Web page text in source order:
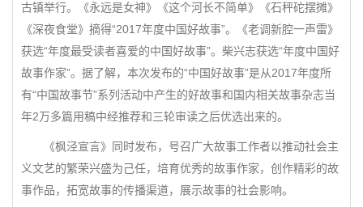
古镇举行。《永远是女神》《这个河长不简单》《石秤砣摆摊》
《深夜食堂》摘得“2017年度中国好故事”。《老调新腔一声雷》
获选“年度最受读者喜爱的中国好故事”。柴兴志获选“年度中国好
故事作家”。据了解，本次发布的“中国好故事”是从2017年度所
有“中国故事节”系列活动中产生的好故事和国内相关故事杂志当
年2万多篇用稿中经推荐和三轮审读之后优选出来的。
《枫泾宣言》同时发布，号召广大故事工作者以推动社会主
义文艺的繁荣兴盛为己任，培育优秀的故事作家，创作精彩的故
事作品，拓宽故事的传播渠道，展示故事的社会影响。